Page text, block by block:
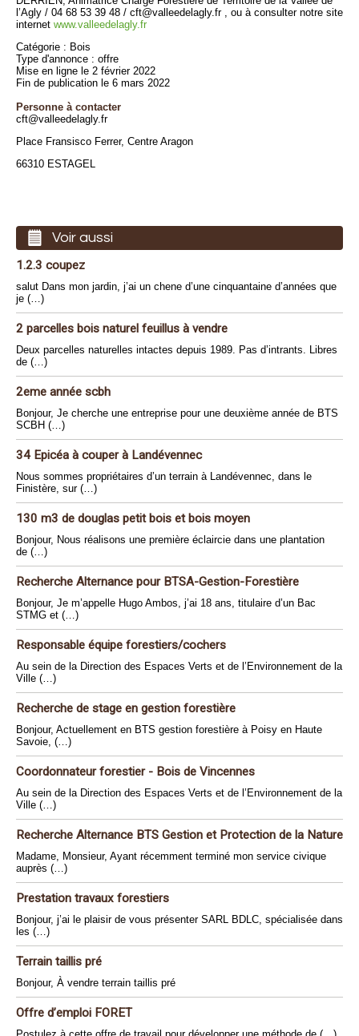
l’Agly / 04 68 53 39 48 / cft@valleedelagly.fr , ou à consulter notre site
internet www.valleedelagly.fr
Catégorie : Bois
Type d'annonce : offre
Mise en ligne le 2 février 2022
Fin de publication le 6 mars 2022
Personne à contacter
cft@valleedelagly.fr
Place Fransisco Ferrer, Centre Aragon
66310 ESTAGEL
Voir aussi
1.2.3 coupez
salut Dans mon jardin, j’ai un chene d’une cinquantaine d’années que
je (…)
2 parcelles bois naturel feuillus à vendre
Deux parcelles naturelles intactes depuis 1989. Pas d’intrants. Libres
de (…)
2eme année scbh
Bonjour, Je cherche une entreprise pour une deuxième année de BTS
SCBH (…)
34 Epicéa à couper à Landévennec
Nous sommes propriétaires d’un terrain à Landévennec, dans le
Finistère, sur (…)
130 m3 de douglas petit bois et bois moyen
Bonjour, Nous réalisons une première éclaircie dans une plantation
de (…)
Recherche Alternance pour BTSA-Gestion-Forestière
Bonjour, Je m’appelle Hugo Ambos, j’ai 18 ans, titulaire d’un Bac
STMG et (…)
Responsable équipe forestiers/cochers
Au sein de la Direction des Espaces Verts et de l’Environnement de la
Ville (…)
Recherche de stage en gestion forestière
Bonjour, Actuellement en BTS gestion forestière à Poisy en Haute
Savoie, (…)
Coordonnateur forestier - Bois de Vincennes
Au sein de la Direction des Espaces Verts et de l’Environnement de la
Ville (…)
Recherche Alternance BTS Gestion et Protection de la Nature
Madame, Monsieur, Ayant récemment terminé mon service civique
auprès (…)
Prestation travaux forestiers
Bonjour, j’ai le plaisir de vous présenter SARL BDLC, spécialisée dans
les (…)
Terrain taillis pré
Bonjour, À vendre terrain taillis pré
Offre d’emploi FORET